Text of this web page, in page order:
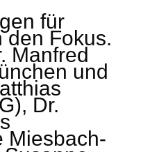
für
den Fokus.
Manfred
und
Dr.
Miesbach-